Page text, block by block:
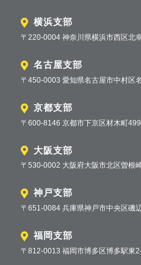
横浜支部
〒220-0004 神奈川県横浜市西区北
名古屋支部
〒450-0003 愛知県名古屋市中村区
京都支部
〒600-8146 京都市下京区材木町
大阪支部
〒530-0002 大阪府大阪市北区曽根
神戸支部
〒651-0084 兵庫県神戸市中央区磯
福岡支部
〒812-0013 福岡市博多区博多駅東